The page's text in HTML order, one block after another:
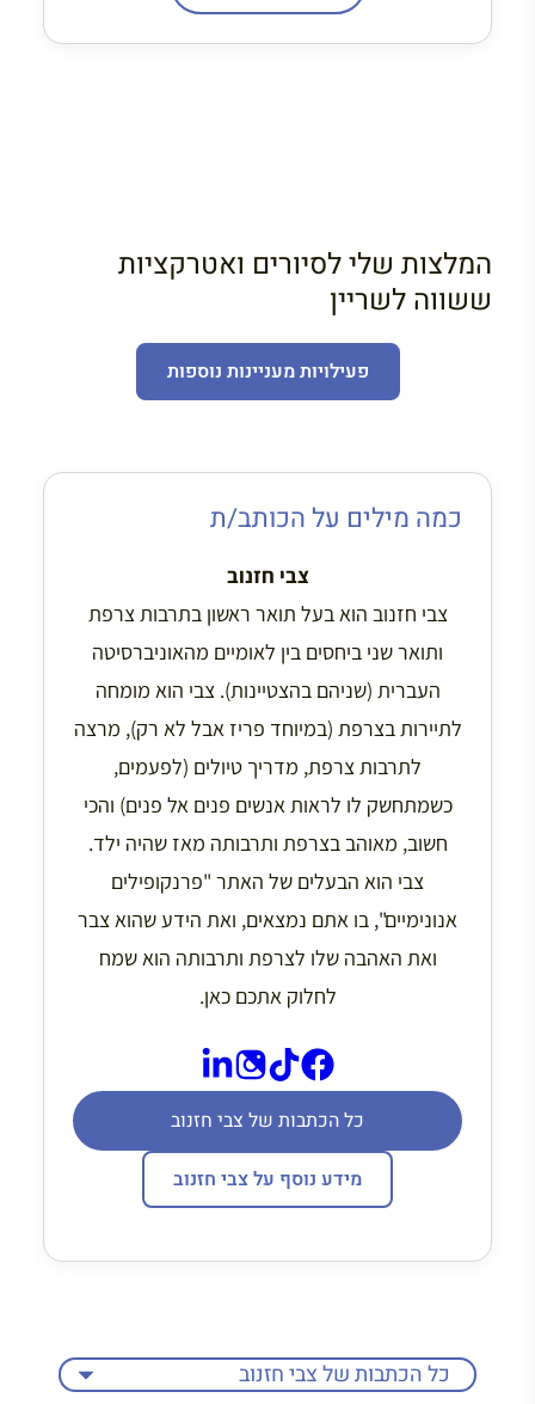
המלצות שלי לסיורים ואטרקציות
ששווה לשריין
פעילויות מעניינות נוספות
כמה מילים על הכותב/ת
צבי חזנוב
צבי חזנוב הוא בעל תואר ראשון בתרבות צרפת
ותואר שני ביחסים בין לאומיים מהאוניברסיטה
העברית (שניהם בהצטיינות). צבי הוא מומחה
לתיירות בצרפת (במיוחד פריז אבל לא רק), מרצה
לתרבות צרפת, מדריך טיולים (לפעמים,
כשמתחשק לו לראות אנשים פנים אל פנים) והכי
חשוב, מאוהב בצרפת ותרבותה מאז שהיה ילד.
צבי הוא הבעלים של האתר "פרנקופילים
אנונימיים", בו אתם נמצאים, ואת הידע שהוא צבר
ואת האהבה שלו לצרפת ותרבותה הוא שמח
לחלוק אתכם כאן.
כל הכתבות של צבי חזנוב
מידע נוסף על צבי חזנוב